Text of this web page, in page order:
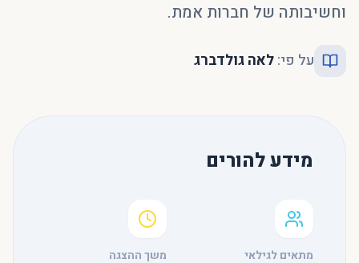
וחשיבותה של חברות אמת.
על פי:לאה גולדברג
מידע להורים
מתאים לגילאי משך ההצגה